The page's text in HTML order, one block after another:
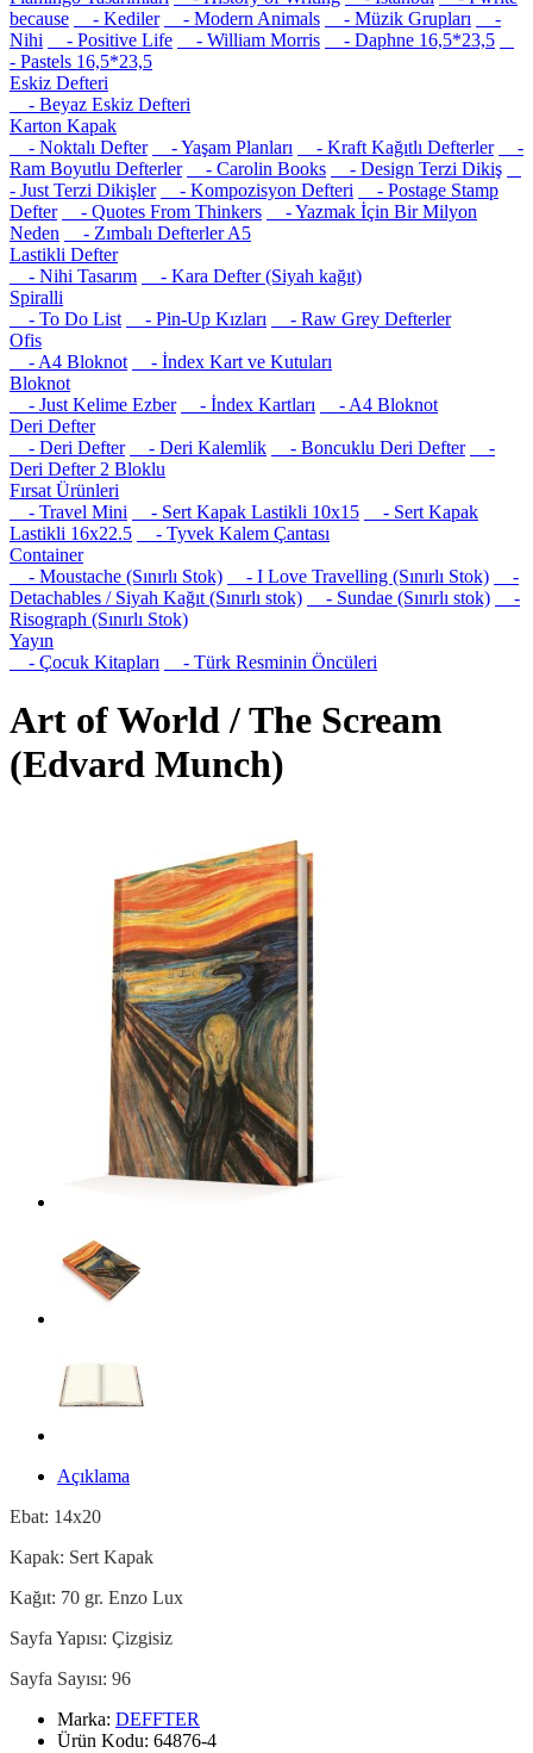
because
- Kediler - Modern Animals - Müzik Grupları
-
Nihi
- Positive Life - William Morris
- Daphne 16,5*23,5
- Pastels 16,5*23,5
Eskiz Defteri
- Beyaz Eskiz Defteri
Karton Kapak
- Noktalı Defter
- Yaşam Planları - Kraft Kağıtlı Defterler
-
Ram Boyutlu Defterler
- Carolin Books
- Design Terzi Dikiş
- Just Terzi Dikişler
- Kompozisyon Defteri
- Postage Stamp
Defter
- Quotes From Thinkers
- Yazmak İçin Bir Milyon
Neden
- Zımbalı Defterler A5
Lastikli Defter
- Nihi Tasarım
- Kara Defter (Siyah kağıt)
Spiralli
- To Do List
- Pin-Up Kızları
- Raw Grey Defterler
Ofis
- A4 Bloknot
- İndex Kart ve Kutuları
Bloknot
- Just Kelime Ezber
- İndex Kartları
- A4 Bloknot
Deri Defter
- Deri Defter
- Deri Kalemlik - Boncuklu Deri Defter
-
Deri Defter 2 Bloklu
Fırsat Ürünleri
- Travel Mini
- Sert Kapak Lastikli 10x15
- Sert Kapak
Lastikli 16x22.5
- Tyvek Kalem Çantası
Container
- Moustache (Sınırlı Stok)
- I Love Travelling (Sınırlı Stok)
-
Detachables / Siyah Kağıt (Sınırlı stok)
- Sundae (Sınırlı stok)
-
Risograph (Sınırlı Stok)
Yayın
- Çocuk Kitapları
- Türk Resminin Öncüleri
Art of World / The Scream
(Edvard Munch)
Açıklama
Ebat: 14x20
Kapak: Sert Kapak
Kağıt: 70 gr. Enzo Lux
Sayfa Yapısı: Çizgisiz
Sayfa Sayısı: 96
Marka: DEFFTER
Ürün Kodu: 64876-4